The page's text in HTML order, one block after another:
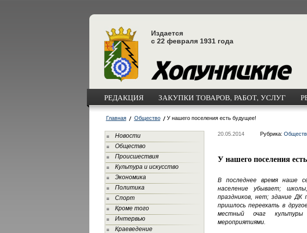
Издается
с 22 февраля 1931 года
РЕДАКЦИЯ ЗАКУПКИ ТОВАРОВ, РАБОТ, УСЛУГ
Главная Общество У нашего поселения есть будущее!
Новости
Общество
Происшествия
Культура и искусство
Экономика
Политика
Спорт
Кроме того
Интервью
Краеведение
20.05.2014 Рубрика:
У нашего поселения
В последнее время наше
население убывает;
праздников, нет; здание ДК
пришлось переехать в
местный очаг
мероприятиями.